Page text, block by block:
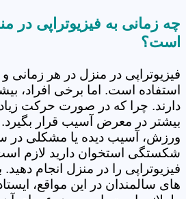
چه زمانی به فیزیوتراپی در
است؟
فیزیوتراپی در منزل در هر زمانی
استفاده است. اما برخی افراد،
دارند. چرا که در صورت حرکت
بیشتر در معرض آسیب قرار بگیرد.
ورزش، آسیب دیده یا مشکلی در
شکستگی استخوان دارید لازم
فیزیوتراپی را در منزل انجام
های سالمندان در این مواقع،